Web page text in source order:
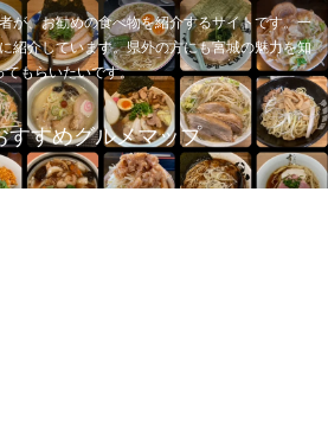
が、お勧めの食べ物を紹介するサイトです。一
紹介しています。県外の方にも宮城の魅力を知
てもらいたいです。
すすめグルメマップ